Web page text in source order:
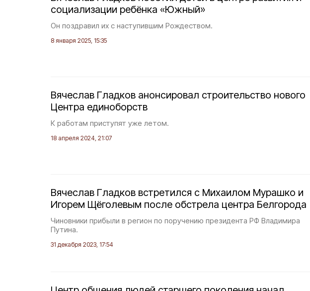
социализации ребёнка «Южный»
Он поздравил их с наступившим Рождеством.
8 января 2025, 15:35
Вячеслав Гладков анонсировал строительство нового
Центра единоборств
К работам приступят уже летом.
18 апреля 2024, 21:07
Вячеслав Гладков встретился с Михаилом Мурашко и
Игорем Щёголевым после обстрела центра Белгорода
Чиновники прибыли в регион по поручению президента РФ Владимира
Путина.
31 декабря 2023, 17:54